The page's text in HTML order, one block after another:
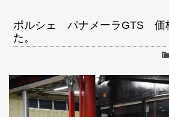
ポルシェ パナメーラGTS 価
た。